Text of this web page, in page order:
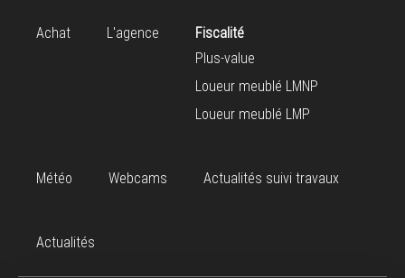
Achat L'agence
Fiscalité
Plus-value
Loueur meublé LMNP
Loueur meublé LMP
Météo Webcams Actualités suivi travaux
Actualités